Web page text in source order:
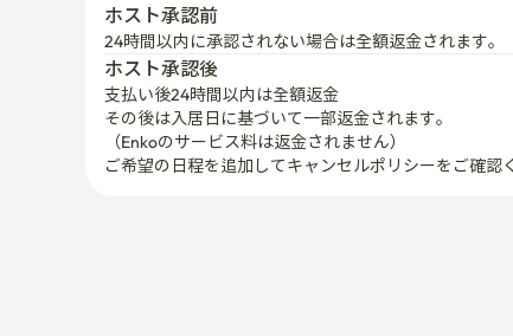
ホスト承認前
24時間以内に承認されない場合は全額返金されます。
ホスト承認後
支払い後24時間以内は全額返金
その後は入居日に基づいて一部返金されます。
（Enkoのサービス料は返金されません）
ご希望の日程を追加してキャンセルポリシーをご確認